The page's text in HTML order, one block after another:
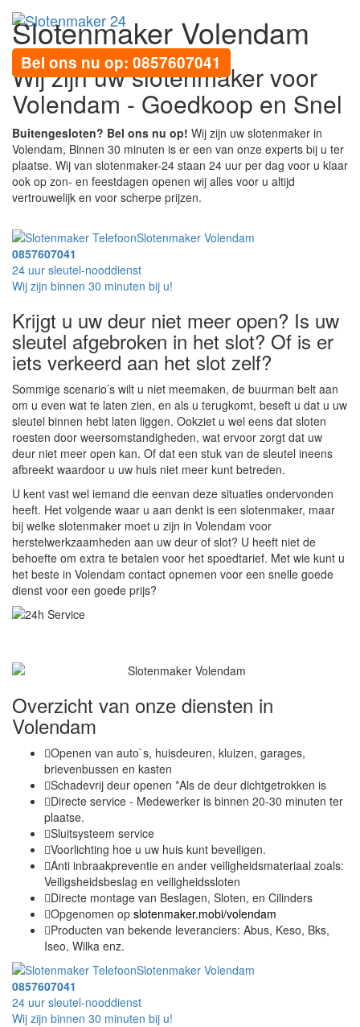
Bel ons nu op: 0857607041
Slotenmaker Volendam
Wij zijn uw slotenmaker voor
Volendam - Goedkoop en Snel
Buitengesloten? Bel ons nu op! Wij zijn uw slotenmaker in
Volendam, Binnen 30 minuten is er een van onze experts bij u ter
plaatse. Wij van slotenmaker-24 staan 24 uur per dag voor u klaar
ook op zon- en feestdagen openen wij alles voor u altijd
vertrouwelijk en voor scherpe prijzen.
Slotenmaker Volendam
0857607041
24 uur sleutel-nooddienst
Wij zijn binnen 30 minuten bij u!
Krijgt u uw deur niet meer open? Is uw
sleutel afgebroken in het slot? Of is er
iets verkeerd aan het slot zelf?
Sommige scenario’s wilt u niet meemaken, de buurman belt aan
om u even wat te laten zien, en als u terugkomt, beseft u dat u uw
sleutel binnen hebt laten liggen. Ookziet u wel eens dat sloten
roesten door weersomstandigheden, wat ervoor zorgt dat uw
deur niet meer open kan. Of dat een stuk van de sleutel ineens
afbreekt waardoor u uw huis niet meer kunt betreden.
U kent vast wel iemand die eenvan deze situaties ondervonden
heeft. Het volgende waar u aan denkt is een slotenmaker, maar
bij welke slotenmaker moet u zijn in Volendam voor
herstelwerkzaamheden aan uw deur of slot? U heeft niet de
behoefte om extra te betalen voor het spoedtarief. Met wie kunt u
het beste in Volendam contact opnemen voor een snelle goede
dienst voor een goede prijs?
Overzicht van onze diensten in
Volendam
Openen van auto`s, huisdeuren, kluizen, garages,
brievenbussen en kasten
Schadevrij deur openen *Als de deur dichtgetrokken is
Directe service - Medewerker is binnen 20-30 minuten ter
plaatse.
Sluitsysteem service
Voorlichting hoe u uw huis kunt beveiligen.
Anti inbraakpreventie en ander veiligheidsmateriaal zoals:
Veiligsheidsbeslag en veiligheidssloten
Directe montage van Beslagen, Sloten, en Cilinders
Opgenomen op slotenmaker.mobi/volendam
Producten van bekende leveranciers: Abus, Keso, Bks,
Iseo, Wilka enz.
Slotenmaker Volendam
0857607041
24 uur sleutel-nooddienst
Wij zijn binnen 30 minuten bij u!